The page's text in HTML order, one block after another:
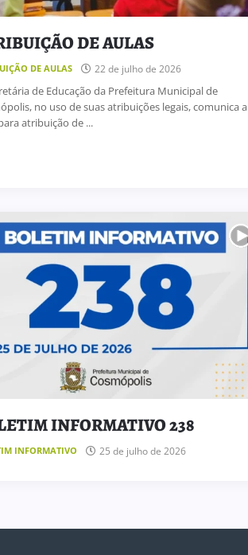
DE AULAS
DE AULAS 22 de julho de 2026
de Educação da Prefeitura Municipal de
no uso de suas atribuições legais, comunica a
atribuição de ...
INFORMATIVO 238
INFORMATIVO 25 de julho de 2026